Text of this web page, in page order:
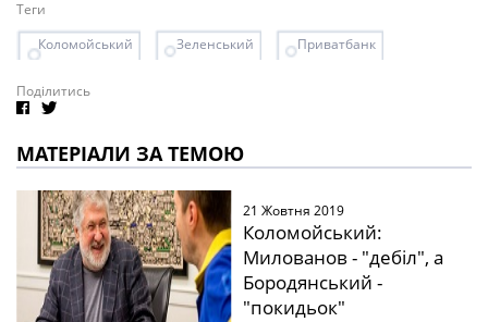
Теги
Коломойський
Зеленський Приватбанк
Поділитись
МАТЕРІАЛИ ЗА ТЕМОЮ
21 Жовтня 2019
Коломойський:
Милованов - "дебіл", а
Бородянський -
"покидьок"